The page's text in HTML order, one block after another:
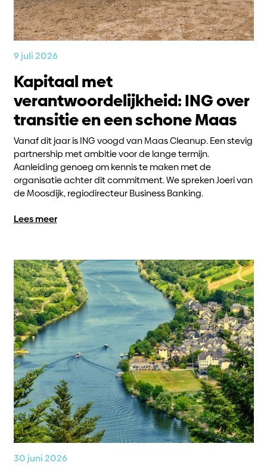
9 juli 2026
Kapitaal met
verantwoordelijkheid: ING over
transitie en een schone Maas
Vanaf dit jaar is ING voogd van Maas Cleanup. Een stevig
partnership met ambitie voor de lange termijn.
Aanleiding genoeg om kennis te maken met de
organisatie achter dit commitment. We spreken Joeri van
de Moosdijk, regiodirecteur Business Banking.
Lees meer
30 juni 2026